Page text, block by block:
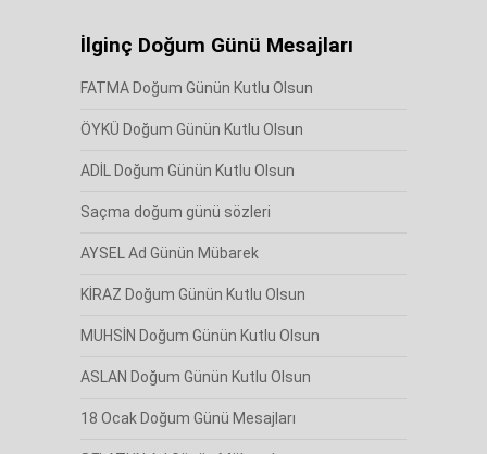
İlginç Doğum Günü Mesajları
FATMA Doğum Günün Kutlu Olsun
ÖYKÜ Doğum Günün Kutlu Olsun
ADİL Doğum Günün Kutlu Olsun
Saçma doğum günü sözleri
AYSEL Ad Günün Mübarek
KİRAZ Doğum Günün Kutlu Olsun
MUHSİN Doğum Günün Kutlu Olsun
ASLAN Doğum Günün Kutlu Olsun
18 Ocak Doğum Günü Mesajları